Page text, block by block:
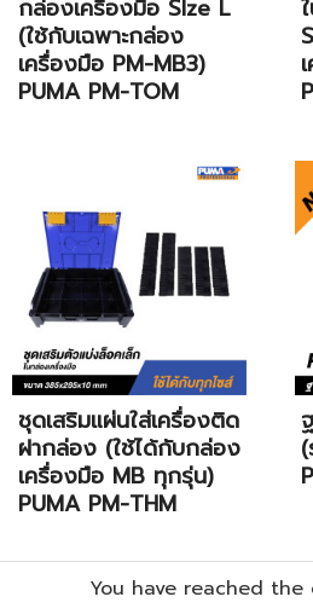
กล่องเครื่องมือ SIze L
(ใช้กับเฉพาะกล่อง
เครื่องมือ PM-MB3)
PUMA PM-TOM
ชุดเสริมแผ่นใส่เครื่องติด
ฝากล่อง (ใช้ได้กับกล่อง
เครื่องมือ MB ทุกรุ่น)
PUMA PM-THM
You have reached